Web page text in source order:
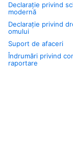
Declarație privind
modernă
Declarație privind
omului
Suport de afaceri
Îndrumări privind
raportare